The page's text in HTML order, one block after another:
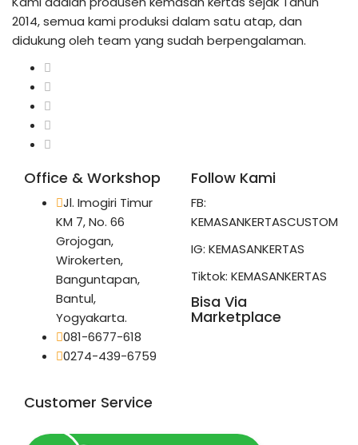
2014, semua kami produksi dalam satu atap, dan
didukung oleh team yang sudah berpengalaman.
Office & Workshop
Jl. Imogiri Timur
KM 7, No. 66
Grojogan,
Wirokerten,
Banguntapan,
Bantul,
Yogyakarta.
081-6677-618
0274-439-6759
Follow Kami
FB:
KEMASANKERTASCUSTOM
IG: KEMASANKERTAS
Tiktok: KEMASANKERTAS
Bisa Via
Marketplace
Customer Service